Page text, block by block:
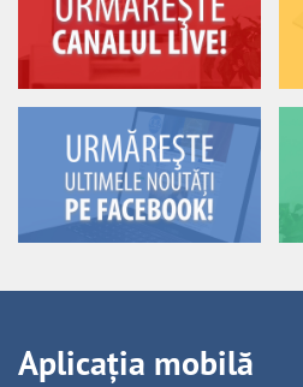
Aplicația mobilă